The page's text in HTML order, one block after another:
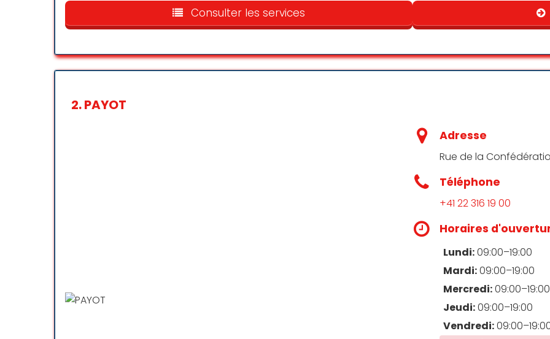
Achats en magasin
et y ai trouvé que du plaisir. Aujourd’hui c’est presque devenu mon deuxième habitat .
de la chance pour moi . Merci à tout le personnel et merci au god pack one pièce et
bon service de vente et les vendeurs et vendeuses sont toujours adorables. Merci à
J’ai toutefois enlevé une étoile à cause des prix quelque peu élevés par rapport à la
Une excellente boutique remplie de mangas, de figurines, et de produits dérivés qui
Consulter les services
2.PAYOT
Adresse
Rue de la
Téléphone
+41 22 316 19 00
Horaires
Lundi:09:00–19:00
Mardi:09:00–19:00
Mercredi:09:00–19:00
Jeudi:09:00–19:00
Vendredi: